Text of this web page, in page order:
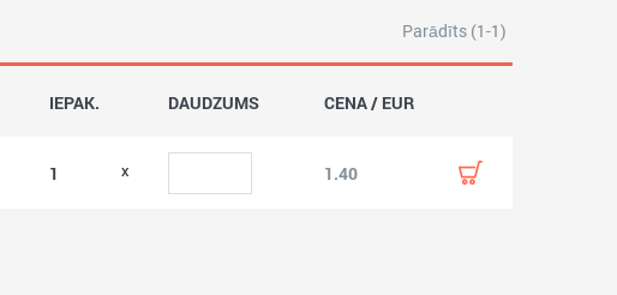
Parādīts (1-1)
IEPAK. DAUDZUMS CENA / EUR
1 1.40